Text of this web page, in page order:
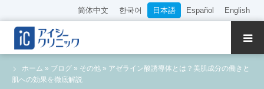
简体中文 한국어 日本語 Español English
ホーム » ブログ » その他 » アゼライン酸誘導体とは？美肌成分の働きと
肌への効果を徹底解説
クリニック紹介
診療内容